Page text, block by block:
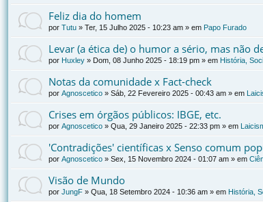
Feliz dia do homem
por Tutu » Ter, 15 Julho 2025 - 10:23 am » em Papo Furado
Levar (a ética de) o humor a sério, mas não
por Huxley » Dom, 08 Junho 2025 - 18:19 pm » em História,
Notas da comunidade x Fact-check
por Agnoscetico » Sáb, 22 Fevereiro 2025 - 00:43 am » em
Crises em órgãos públicos: IBGE, etc.
por Agnoscetico » Qua, 29 Janeiro 2025 - 22:33 pm » em
'Contradições' científicas x Senso comum
por Agnoscetico » Sex, 15 Novembro 2024 - 01:07 am » em
Visão de Mundo
por JungF » Qua, 18 Setembro 2024 - 10:36 am » em História,